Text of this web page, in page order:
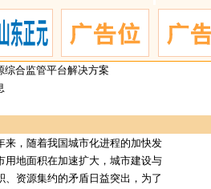
综合监管平台解决方案
，随着我国城市化进程的加快发
用地面积在加速扩大，城市建设与
、资源集约的矛盾日益突出，为了